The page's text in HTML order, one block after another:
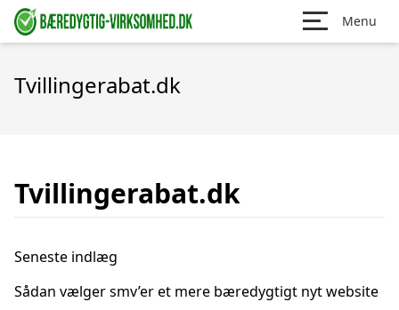
Menu
Tvillingerabat.dk
Tvillingerabat.dk
Seneste indlæg
Sådan vælger smv’er et mere bæredygtigt nyt website